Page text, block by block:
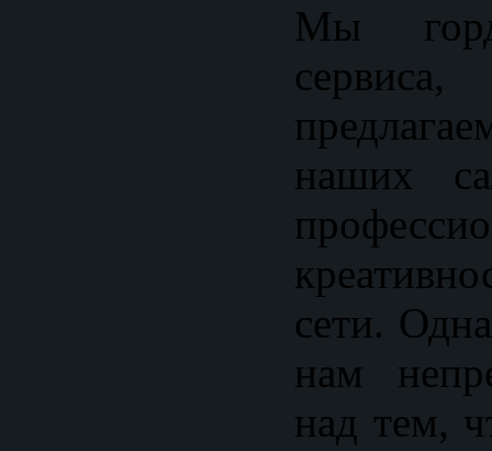
Мы
наших
сети.
нам
над тем,